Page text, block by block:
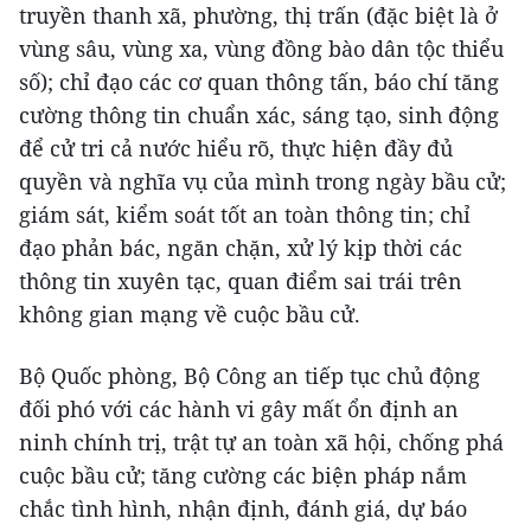
truyền thanh xã, phường, thị trấn (đặc biệt là ở
vùng sâu, vùng xa, vùng đồng bào dân tộc thiểu
số); chỉ đạo các cơ quan thông tấn, báo chí tăng
cường thông tin chuẩn xác, sáng tạo, sinh động
để cử tri cả nước hiểu rõ, thực hiện đầy đủ
quyền và nghĩa vụ của mình trong ngày bầu cử;
giám sát, kiểm soát tốt an toàn thông tin; chỉ
đạo phản bác, ngăn chặn, xử lý kịp thời các
thông tin xuyên tạc, quan điểm sai trái trên
không gian mạng về cuộc bầu cử.
Bộ Quốc phòng, Bộ Công an tiếp tục chủ động
đối phó với các hành vi gây mất ổn định an
ninh chính trị, trật tự an toàn xã hội, chống phá
cuộc bầu cử; tăng cường các biện pháp nắm
chắc tình hình, nhận định, đánh giá, dự báo